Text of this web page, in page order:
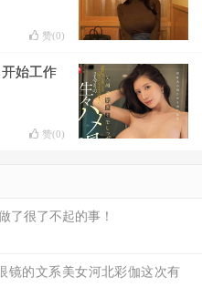
赞(0)
始工作
赞(0)
了很了不起的事！
镜的文系美女河北彩伽这次有